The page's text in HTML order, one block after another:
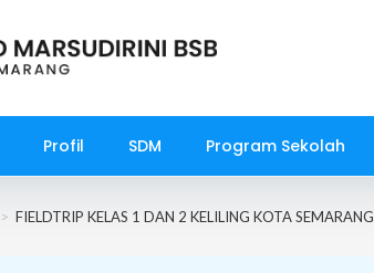
Profil SDM Program Sekolah
> FIELDTRIP KELAS 1 DAN 2 KELILING KOTA SEMARANG